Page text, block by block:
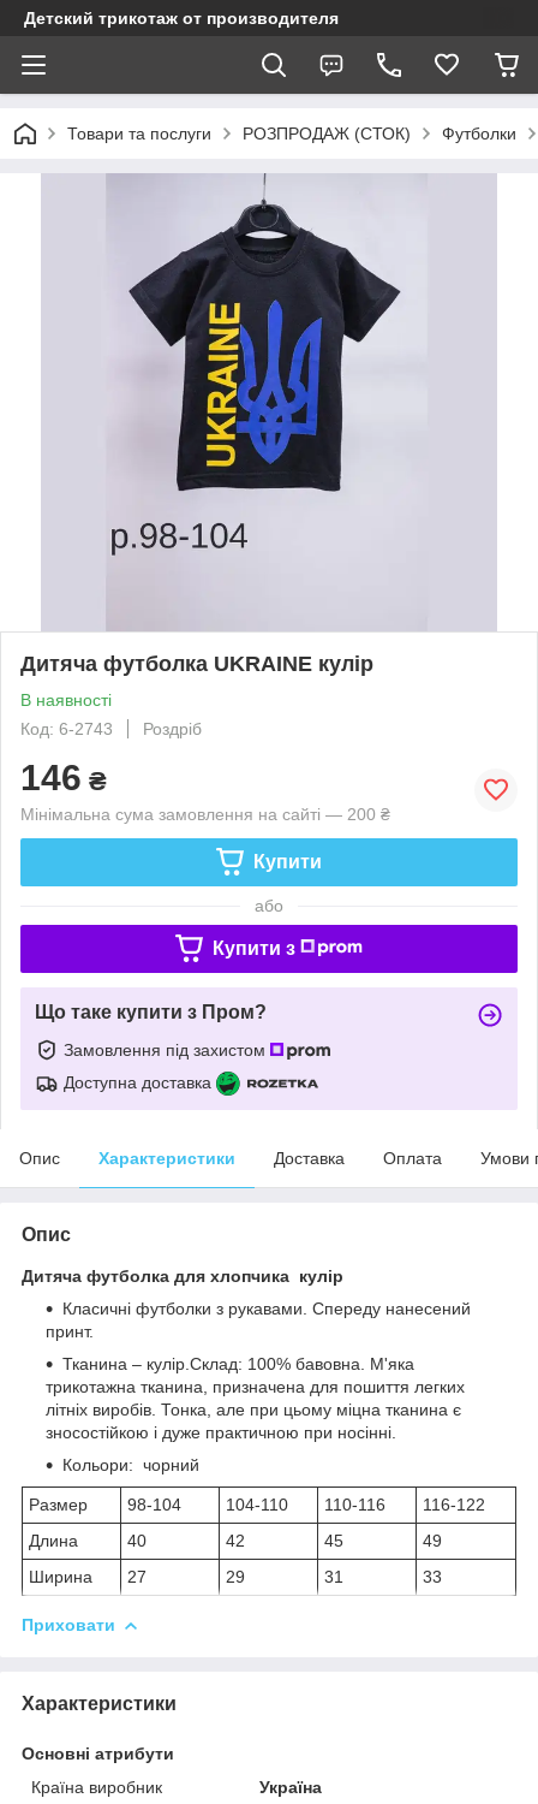
Детский трикотаж от производителя
Товари та послуги РОЗПРОДАЖ (СТОК) Футболки
Дитяча футболка UKRAINE кулір
В наявності
Код: 6-2743
Роздріб
146 ₴
Мінімальна сума замовлення на сайті — 200 ₴
Купити
або
Купити з
Що таке купити з Пром?
Замовлення під захистом
Доступна доставка
Опис Характеристики Доставка Оплата Умови
Опис
Дитяча футболка для хлопчика кулір
Класичні футболки з рукавами. Спереду нанесений
принт.
Тканина – кулір.Склад: 100% бавовна. М'яка
трикотажна тканина, призначена для пошиття легких
літніх виробів. Тонка, але при цьому міцна тканина є
зносостійкою і дуже практичною при носінні.
Кольори: чорний
Размер 98-104 104-110 110-116
116-122
Длина
40 42 45
49
Ширина
27 29 31 33
Приховати
Характеристики
Основні атрибути
Країна виробник
Україна